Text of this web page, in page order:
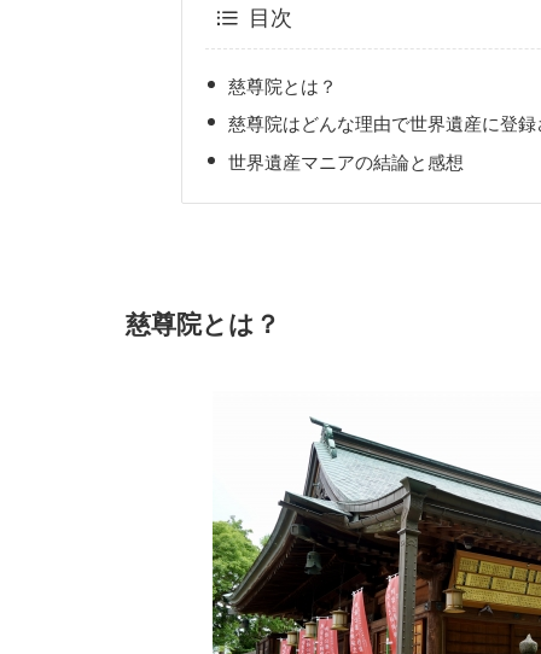
目次
慈尊院とは？
慈尊院はどんな理由で世界遺産に登
世界遺産マニアの結論と感想
慈尊院とは？